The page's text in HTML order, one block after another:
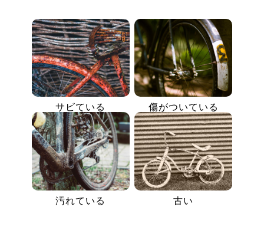
サビている 傷がついている
汚れている 古い